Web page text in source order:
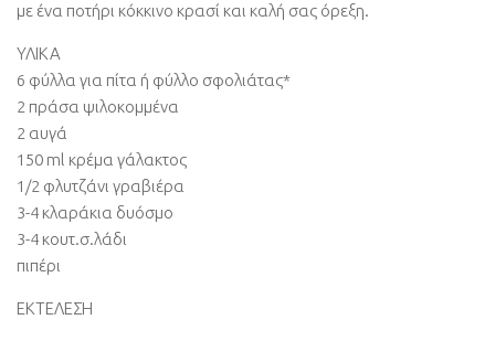
με ένα ποτήρι κόκκινο κρασί και καλή σας όρεξη.
ΥΛΙΚΑ
6 φύλλα για πίτα ή φύλλο σφολιάτας*
2 πράσα ψιλοκομμένα
2 αυγά
150 ml κρέμα γάλακτος
1/2 φλυτζάνι γραβιέρα
3-4 κλαράκια δυόσμο
3-4 κουτ.σ.λάδι
πιπέρι
ΕΚΤΕΛΕΣΗ